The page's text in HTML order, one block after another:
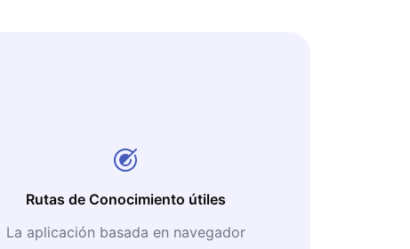
Rutas de Conocimiento útiles
La aplicación basada en navegador